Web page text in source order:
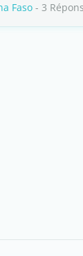
Faso - 3